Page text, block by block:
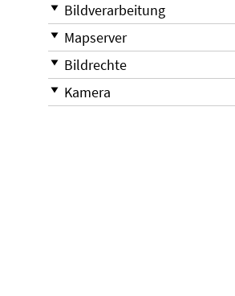
Bildverarbeitung
Mapserver
Bildrechte
Kamera